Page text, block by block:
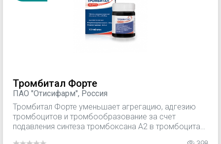
Тромбитал Форте
ПАО "Отисифарм", Россия
Тромбитал Форте уменьшает агрегацию, адгезию
тромбоцитов и тромбообразование за счет
подавления синтеза тромбоксана А2 в тромбоцитах.